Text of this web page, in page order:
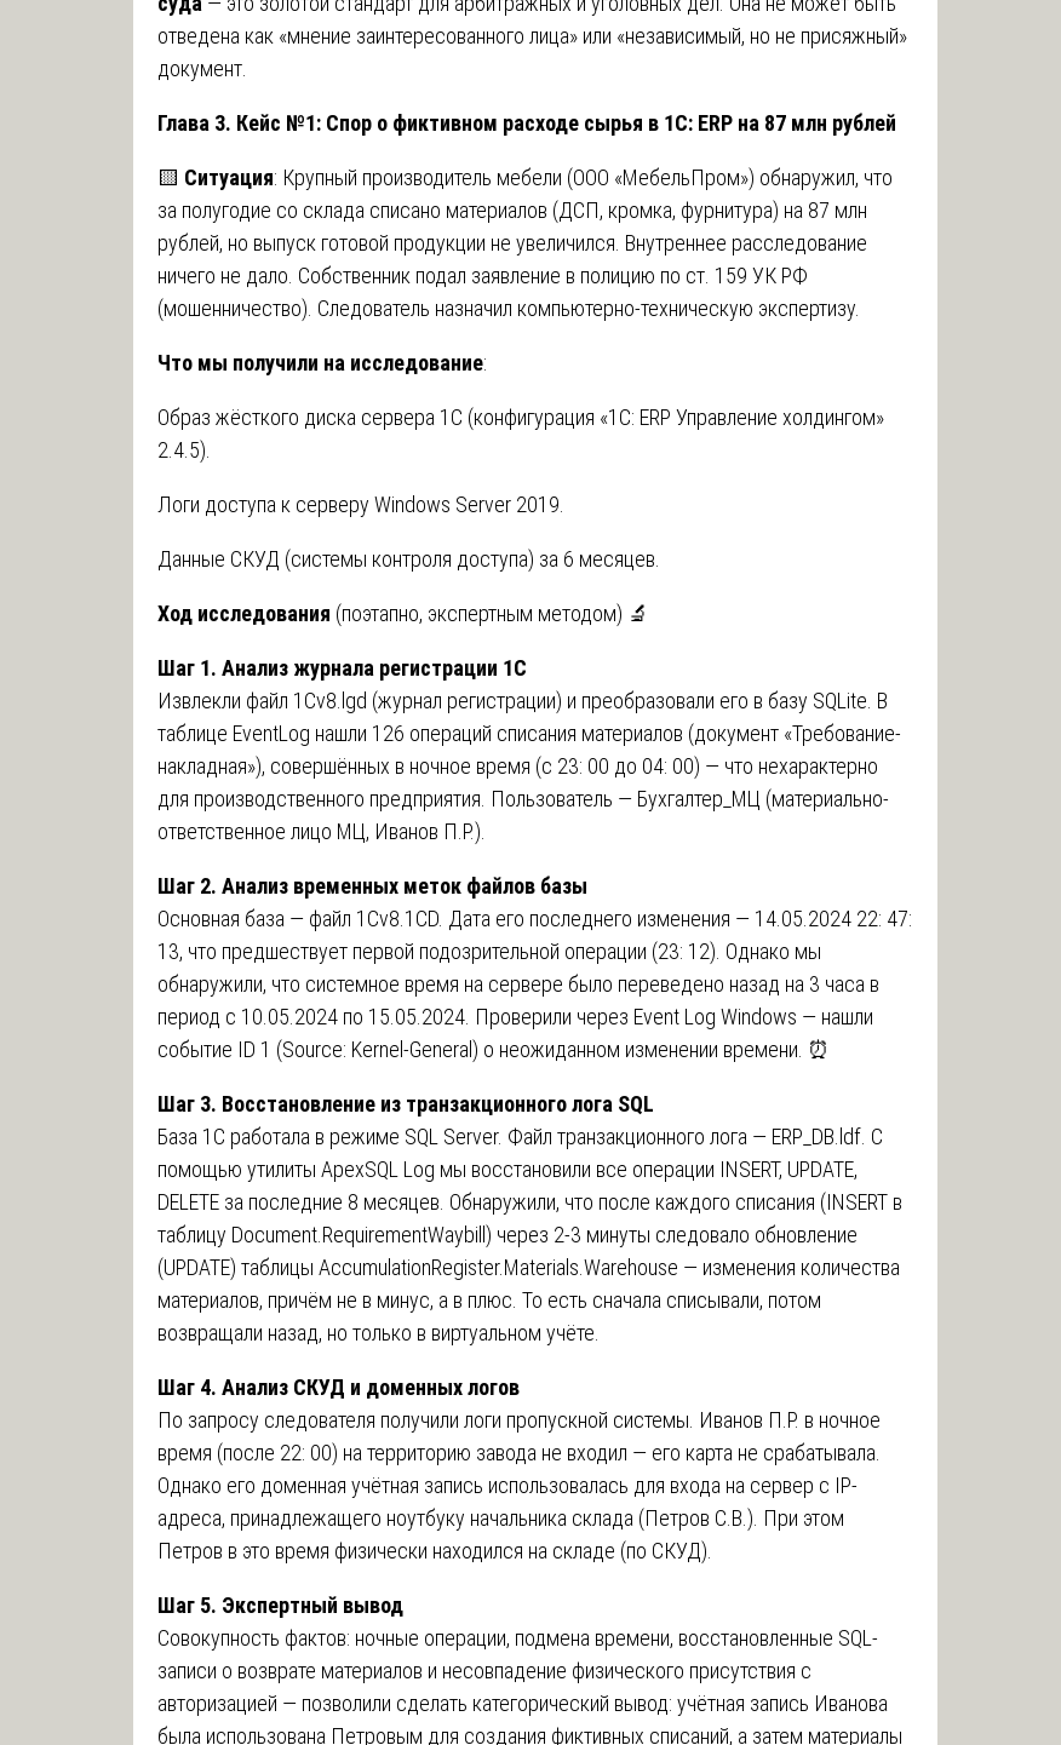
отведена как «мнение заинтересованного лица» или «независимый, но не присяжный»
документ.
Глава 3. Кейс №1: Спор о фиктивном расходе сырья в 1С: ERP на 87 млн рублей
🟨 Ситуация: Крупный производитель мебели (ООО «МебельПром») обнаружил, что
за полугодие со склада списано материалов (ДСП, кромка, фурнитура) на 87 млн
рублей, но выпуск готовой продукции не увеличился. Внутреннее расследование
ничего не дало. Собственник подал заявление в полицию по ст. 159 УК РФ
(мошенничество). Следователь назначил компьютерно-техническую экспертизу.
Что мы получили на исследование:
Образ жёсткого диска сервера 1С (конфигурация «1С: ERP Управление холдингом»
2.4.5).
Логи доступа к серверу Windows Server 2019.
Данные СКУД (системы контроля доступа) за 6 месяцев.
Ход исследования (поэтапно, экспертным методом) 🔬
Шаг 1. Анализ журнала регистрации 1С
Извлекли файл 1Cv8.lgd (журнал регистрации) и преобразовали его в базу SQLite. В
таблице EventLog нашли 126 операций списания материалов (документ «Требование-
накладная»), совершённых в ночное время (с 23: 00 до 04: 00) — что нехарактерно
для производственного предприятия. Пользователь — Бухгалтер_МЦ (материально-
ответственное лицо МЦ, Иванов П.Р.).
Шаг 2. Анализ временных меток файлов базы
Основная база — файл 1Cv8.1CD. Дата его последнего изменения — 14.05.2024 22: 47:
13, что предшествует первой подозрительной операции (23: 12). Однако мы
обнаружили, что системное время на сервере было переведено назад на 3 часа в
период с 10.05.2024 по 15.05.2024. Проверили через Event Log Windows — нашли
событие ID 1 (Source: Kernel-General) о неожиданном изменении времени. ⏰
Шаг 3. Восстановление из транзакционного лога SQL
База 1С работала в режиме SQL Server. Файл транзакционного лога — ERP_DB.ldf. С
помощью утилиты ApexSQL Log мы восстановили все операции INSERT, UPDATE,
DELETE за последние 8 месяцев. Обнаружили, что после каждого списания (INSERT в
таблицу Document.RequirementWaybill) через 2-3 минуты следовало обновление
(UPDATE) таблицы AccumulationRegister.Materials.Warehouse — изменения количества
материалов, причём не в минус, а в плюс. То есть сначала списывали, потом
возвращали назад, но только в виртуальном учёте.
Шаг 4. Анализ СКУД и доменных логов
По запросу следователя получили логи пропускной системы. Иванов П.Р. в ночное
время (после 22: 00) на территорию завода не входил — его карта не срабатывала.
Однако его доменная учётная запись использовалась для входа на сервер с IP-
адреса, принадлежащего ноутбуку начальника склада (Петров С.В.). При этом
Петров в это время физически находился на складе (по СКУД).
Шаг 5. Экспертный вывод
Совокупность фактов: ночные операции, подмена времени, восстановленные SQL-
записи о возврате материалов и несовпадение физического присутствия с
авторизацией — позволили сделать категорический вывод: учётная запись Иванова
была использована Петровым для создания фиктивных списаний, а затем материалы